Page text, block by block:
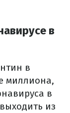
в
в
миллиона,
в
из